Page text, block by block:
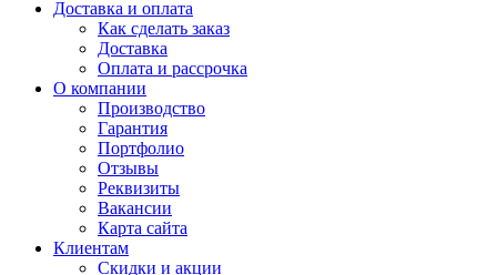
Доставка и оплата
Как сделать заказ
Доставка
Оплата и рассрочка
О компании
Производство
Гарантия
Портфолио
Отзывы
Реквизиты
Вакансии
Карта сайта
Клиентам
Скидки и акции